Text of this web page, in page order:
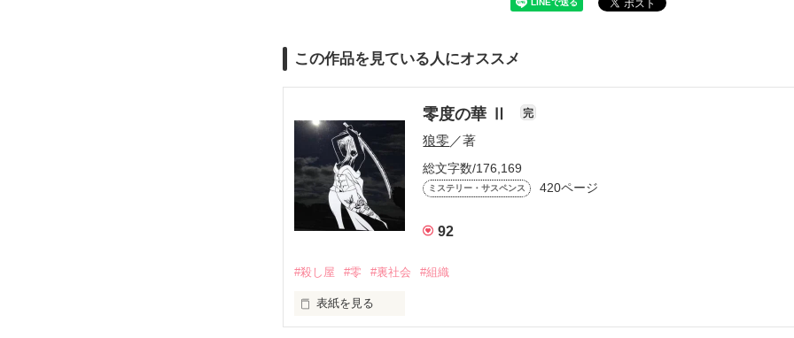
この作品を見ている人にオススメ
零度の華 Ⅱ 完
狼零 ／著
総文字数/176,169
ミステリー・サスペンス 420ページ
92
#殺し屋 #零 #裏社会 #組織
表紙を見る